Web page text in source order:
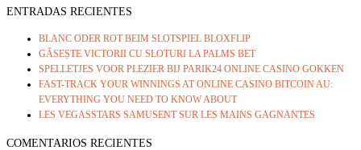
ENTRADAS RECIENTES
BLANC ODER ROT BEIM SLOTSPIEL BLOXFLIP
GĂSEȘTE VICTORII CU SLOTURI LA PALMS BET
SPELLETJES VOOR PLEZIER BIJ PARIK24 ONLINE CASINO GOKKEN
FAST-TRACK YOUR WINNINGS AT ONLINE CASINO BITCOIN AU:
EVERYTHING YOU NEED TO KNOW ABOUT
LES VEGASSTARS SAMUSENT SUR LES MAINS GAGNANTES
COMENTARIOS RECIENTES